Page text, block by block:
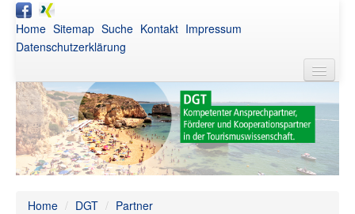
Home Sitemap Suche Kontakt Impressum
Datenschutzerklärung
DGT
Aktuelles
Awards
Home / DGT / Partner